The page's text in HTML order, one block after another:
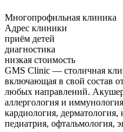
Многопрофильная клиника
Адрес клиники
приём детей
диагностика
низкая стоимость
GMS Clinic — столичная
включающая в свой состав
любых направлений.
аллергология и
кардиология, дерматология,
педиатрия, офтальмология,